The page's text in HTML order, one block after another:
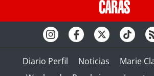
Diario Perfil Noticias Marie